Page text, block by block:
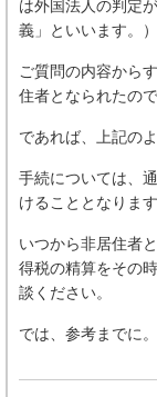
は外国法人の判定
義」といいます。）
ご質問の内容から
住者となられたの
であれば、上記の
手続については、
けることとなります
いつから非居住者
得税の精算をその
談ください。
では、参考までに。